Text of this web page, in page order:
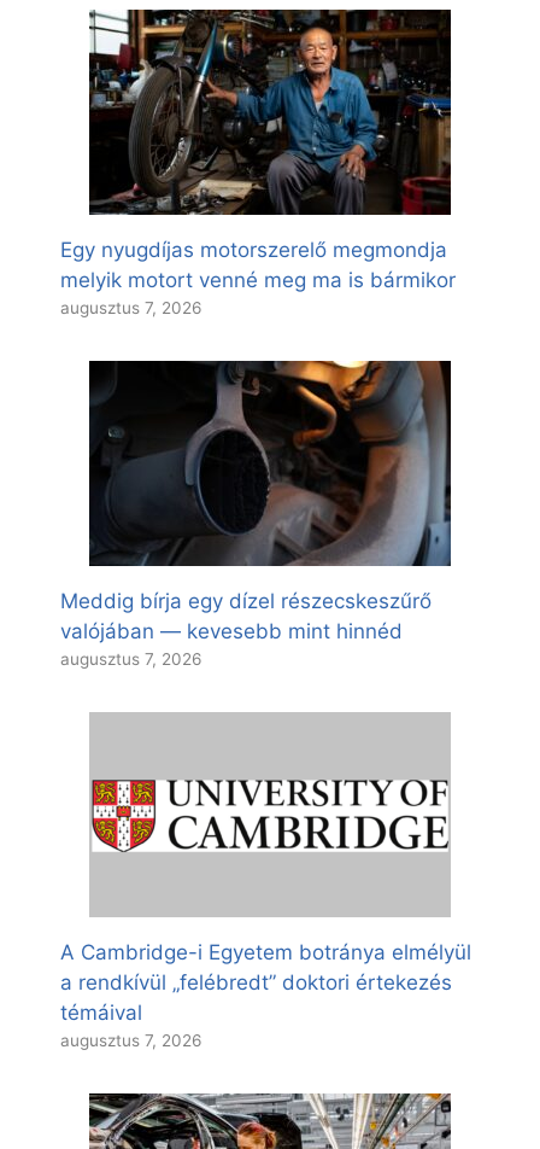
Egy nyugdíjas motorszerelő megmondja
melyik motort venné meg ma is bármikor
augusztus 7, 2026
Meddig bírja egy dízel részecskeszűrő
valójában — kevesebb mint hinnéd
augusztus 7, 2026
A Cambridge-i Egyetem botránya elmélyül
a rendkívül „felébredt” doktori értekezés
témáival
augusztus 7, 2026